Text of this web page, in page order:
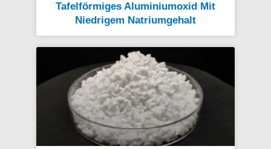
Tafelförmiges Aluminiumoxid Mit
Niedrigem Natriumgehalt